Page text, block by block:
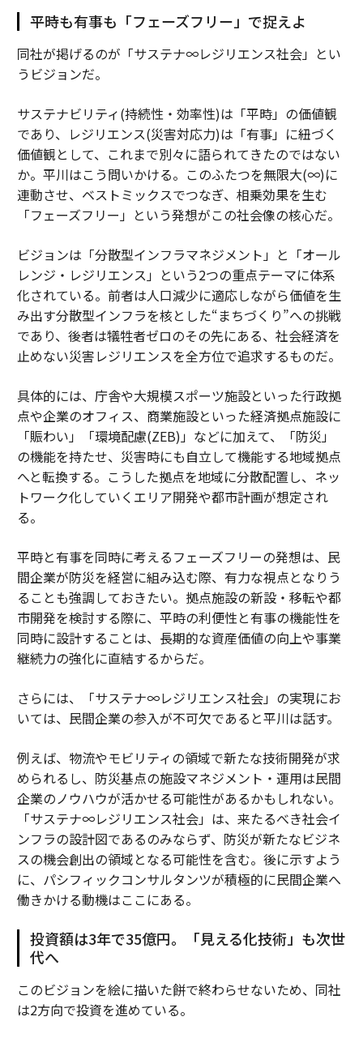
平時も有事も「フェーズフリー」で捉えよ
同社が掲げるのが「サステナ∞レジリエンス社会」とい
うビジョンだ。
サステナビリティ(持続性・効率性)は「平時」の価値観
であり、レジリエンス(災害対応力)は「有事」に紐づく
価値観として、これまで別々に語られてきたのではない
か。平川はこう問いかける。このふたつを無限大(∞)に
連動させ、ベストミックスでつなぎ、相乗効果を生む
「フェーズフリー」という発想がこの社会像の核心だ。
ビジョンは「分散型インフラマネジメント」と「オール
レンジ・レジリエンス」という2つの重点テーマに体系
化されている。前者は人口減少に適応しながら価値を生
み出す分散型インフラを核とした“まちづくり”への挑戦
であり、後者は犠牲者ゼロのその先にある、社会経済を
止めない災害レジリエンスを全方位で追求するものだ。
具体的には、庁舎や大規模スポーツ施設といった行政拠
点や企業のオフィス、商業施設といった経済拠点施設に
「賑わい」「環境配慮(ZEB)」などに加えて、「防災」
の機能を持たせ、災害時にも自立して機能する地域拠点
へと転換する。こうした拠点を地域に分散配置し、ネッ
トワーク化していくエリア開発や都市計画が想定され
る。
平時と有事を同時に考えるフェーズフリーの発想は、民
間企業が防災を経営に組み込む際、有力な視点となりう
ることも強調しておきたい。拠点施設の新設・移転や都
市開発を検討する際に、平時の利便性と有事の機能性を
同時に設計することは、長期的な資産価値の向上や事業
継続力の強化に直結するからだ。
さらには、「サステナ∞レジリエンス社会」の実現にお
いては、民間企業の参入が不可欠であると平川は話す。
例えば、物流やモビリティの領域で新たな技術開発が求
められるし、防災基点の施設マネジメント・運用は民間
企業のノウハウが活かせる可能性があるかもしれない。
「サステナ∞レジリエンス社会」は、来たるべき社会イ
ンフラの設計図であるのみならず、防災が新たなビジネ
スの機会創出の領域となる可能性を含む。後に示すよう
に、パシフィックコンサルタンツが積極的に民間企業へ
働きかける動機はここにある。
投資額は3年で35億円。「見える化技術」も次世
代へ
このビジョンを絵に描いた餅で終わらせないため、同社
は2方向で投資を進めている。